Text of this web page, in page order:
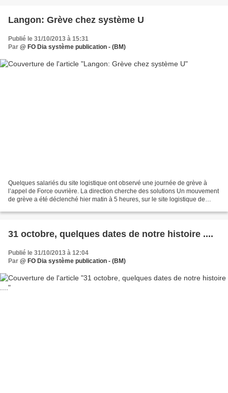
Langon: Grève chez système U
Publié le 31/10/2013 à 15:31
Par @ FO Dia système publication - (BM)
Quelques salariés du site logistique ont observé une journée de grève à
l’appel de Force ouvrière. La direction cherche des solutions Un mouvement
de grève a été déclenché hier matin à 5 heures, sur le site logistique de
31 octobre, quelques dates de notre histoire ....
Publié le 31/10/2013 à 12:04
Par @ FO Dia système publication - (BM)